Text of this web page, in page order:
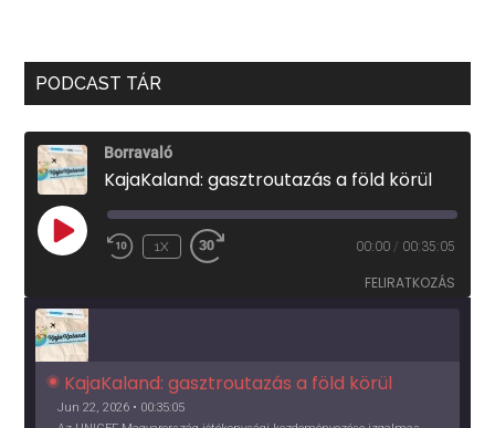
PODCAST TÁR
Borravaló
KajaKaland: gasztroutazás a föld körül
PLAY
EPISODE
1X 00:00 / 00:35:05
FELIRATKOZÁS
KajaKaland: gasztroutazás a föld körül
Jun 22, 2026 • 00:35:05